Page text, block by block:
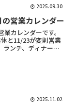
2025.09.30
営業カレンダー
カレンダーです。
と11/23が変則営業
ランチ、ディナー営
2025.11.02